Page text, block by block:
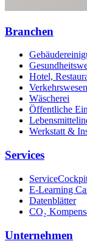
Branchen
Hotel,
Verkehrswesen
Wäscherei
Öffentliche
Werkstatt &
Services
E-Learning
Datenblätter
CO₂
Unternehmen